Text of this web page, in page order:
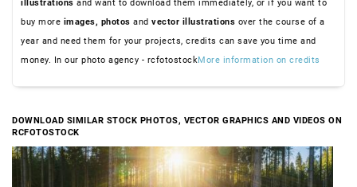
illustrations and want to download them immediately, or if you want to
buy more images, photos and vector illustrations over the course of a
year and need them for your projects, credits can save you time and
money. In our photo agency - rcfotostockMore information on credits
DOWNLOAD SIMILAR STOCK PHOTOS, VECTOR GRAPHICS AND VIDEOS ON
RCFOTOSTOCK